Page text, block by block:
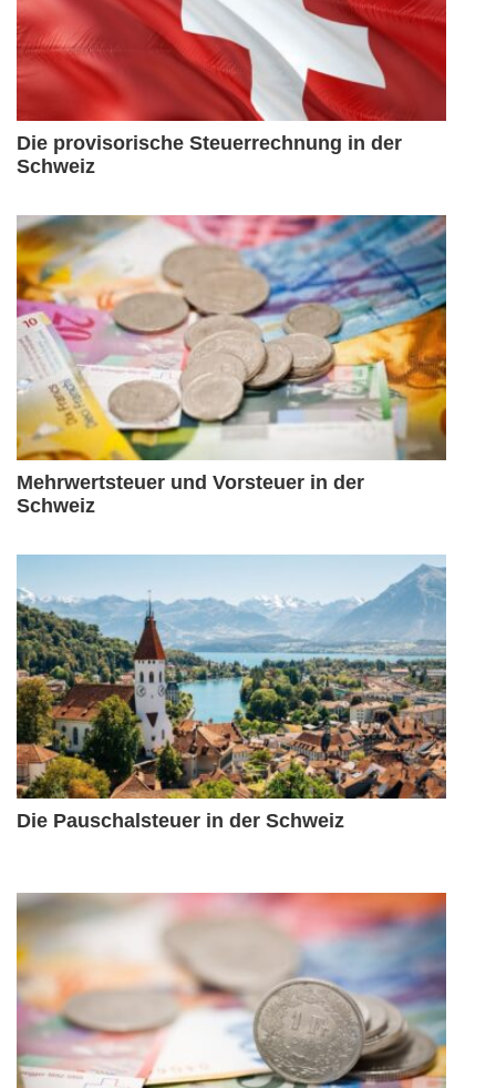
Die provisorische Steuerrechnung in der
Schweiz
Mehrwertsteuer und Vorsteuer in der
Schweiz
Die Pauschalsteuer in der Schweiz